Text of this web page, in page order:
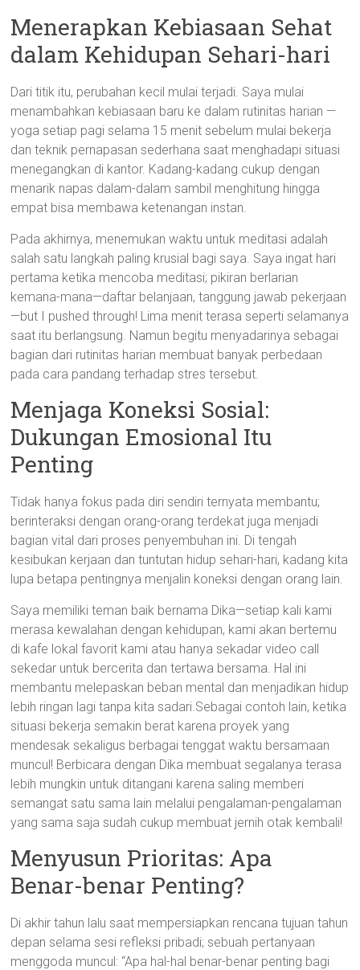
Menerapkan Kebiasaan Sehat
dalam Kehidupan Sehari-hari
Dari titik itu, perubahan kecil mulai terjadi. Saya mulai
menambahkan kebiasaan baru ke dalam rutinitas harian —
yoga setiap pagi selama 15 menit sebelum mulai bekerja
dan teknik pernapasan sederhana saat menghadapi situasi
menegangkan di kantor. Kadang-kadang cukup dengan
menarik napas dalam-dalam sambil menghitung hingga
empat bisa membawa ketenangan instan.
Pada akhirnya, menemukan waktu untuk meditasi adalah
salah satu langkah paling krusial bagi saya. Saya ingat hari
pertama ketika mencoba meditasi; pikiran berlarian
kemana-mana—daftar belanjaan, tanggung jawab pekerjaan
—but I pushed through! Lima menit terasa seperti selamanya
saat itu berlangsung. Namun begitu menyadarinya sebagai
bagian dari rutinitas harian membuat banyak perbedaan
pada cara pandang terhadap stres tersebut.
Menjaga Koneksi Sosial:
Dukungan Emosional Itu
Penting
Tidak hanya fokus pada diri sendiri ternyata membantu;
berinteraksi dengan orang-orang terdekat juga menjadi
bagian vital dari proses penyembuhan ini. Di tengah
kesibukan kerjaan dan tuntutan hidup sehari-hari, kadang kita
lupa betapa pentingnya menjalin koneksi dengan orang lain.
Saya memiliki teman baik bernama Dika—setiap kali kami
merasa kewalahan dengan kehidupan, kami akan bertemu
di kafe lokal favorit kami atau hanya sekadar video call
sekedar untuk bercerita dan tertawa bersama. Hal ini
membantu melepaskan beban mental dan menjadikan hidup
lebih ringan lagi tanpa kita sadari.Sebagai contoh lain, ketika
situasi bekerja semakin berat karena proyek yang
mendesak sekaligus berbagai tenggat waktu bersamaan
muncul! Berbicara dengan Dika membuat segalanya terasa
lebih mungkin untuk ditangani karena saling memberi
semangat satu sama lain melalui pengalaman-pengalaman
yang sama saja sudah cukup membuat jernih otak kembali!
Menyusun Prioritas: Apa
Benar-benar Penting?
Di akhir tahun lalu saat mempersiapkan rencana tujuan tahun
depan selama sesi refleksi pribadi; sebuah pertanyaan
menggoda muncul: “Apa hal-hal benar-benar penting bagi